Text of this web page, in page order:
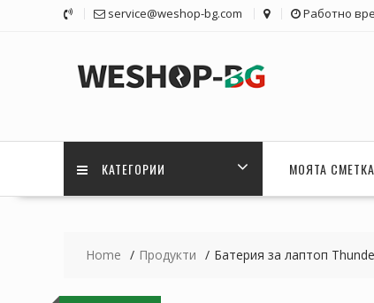
service@weshop-bg.com Работно
КАТЕГОРИИ МОЯТА СМЕТКА
Home Продукти Батерия за лаптоп